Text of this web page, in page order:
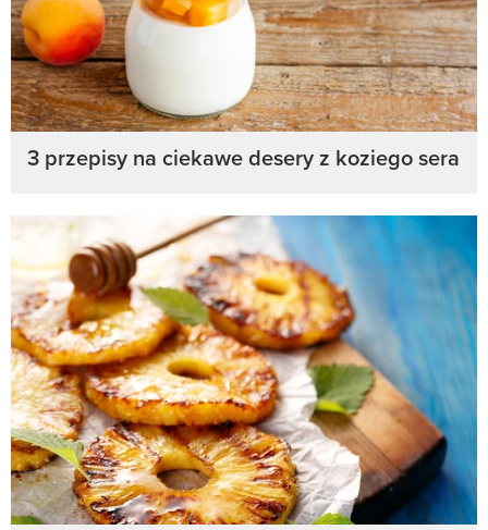
3 przepisy na ciekawe desery z koziego sera